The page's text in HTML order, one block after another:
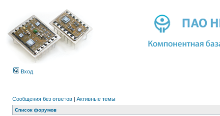
Вход
Сообщения без ответов | Активные темы
Список форумов